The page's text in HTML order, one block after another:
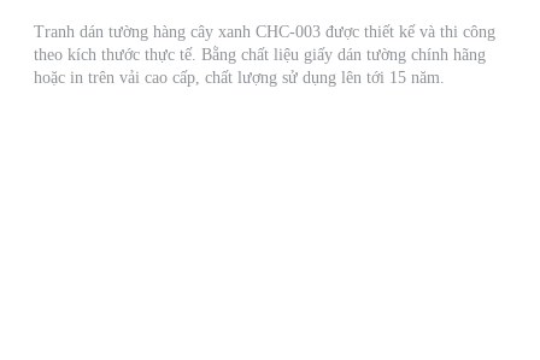
Tranh dán tường hàng cây xanh CHC-003 được thiết kế và thi công
theo kích thước thực tế. Bằng chất liệu giấy dán tường chính hãng
hoặc in trên vải cao cấp, chất lượng sử dụng lên tới 15 năm.